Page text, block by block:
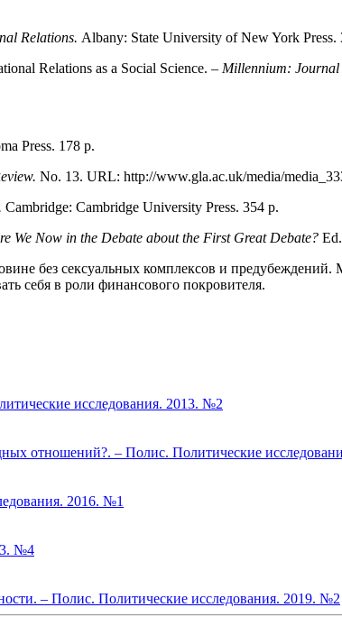
Relations. Albany: State University of New York Press.
Relations as a Social Science. – Millennium: Journal
Press. 178 p.
No. 13. URL: http://www.gla.ac.uk/media/
Cambridge: Cambridge University Press. 354 p.
We Now in the Debate about the First Great Debate?
без сексуальных комплексов и
себя в роли финансового покровителя.
исследования. 2013. №2
отношений?. – Полис. Политические
2016. №1
№4
– Полис. Политические исследования. 2019. №2